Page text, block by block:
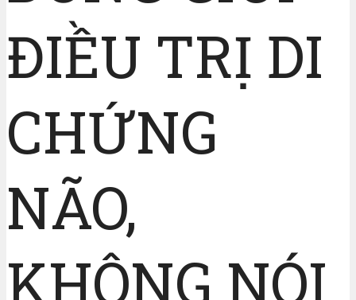
ĐIỀU TRỊ DI
CHỨNG
NÃO,
KHÔNG NÓI